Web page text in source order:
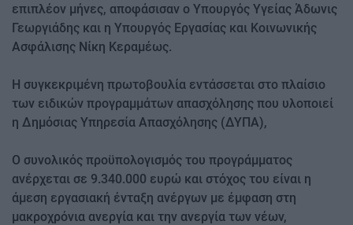
επιπλέον μήνες, αποφάσισαν ο Υπουργός Υγείας Άδωνις
Γεωργιάδης και η Υπουργός Εργασίας και Κοινωνικής
Ασφάλισης Νίκη Κεραμέως.
Η συγκεκριμένη πρωτοβουλία εντάσσεται στο πλαίσιο
των ειδικών προγραμμάτων απασχόλησης που υλοποιεί
η Δημόσιας Υπηρεσία Απασχόλησης (ΔΥΠΑ),
Ο συνολικός προϋπολογισμός του προγράμματος
ανέρχεται σε 9.340.000 ευρώ και στόχος του είναι η
άμεση εργασιακή ένταξη ανέργων με έμφαση στη
μακροχρόνια ανεργία και την ανεργία των νέων,